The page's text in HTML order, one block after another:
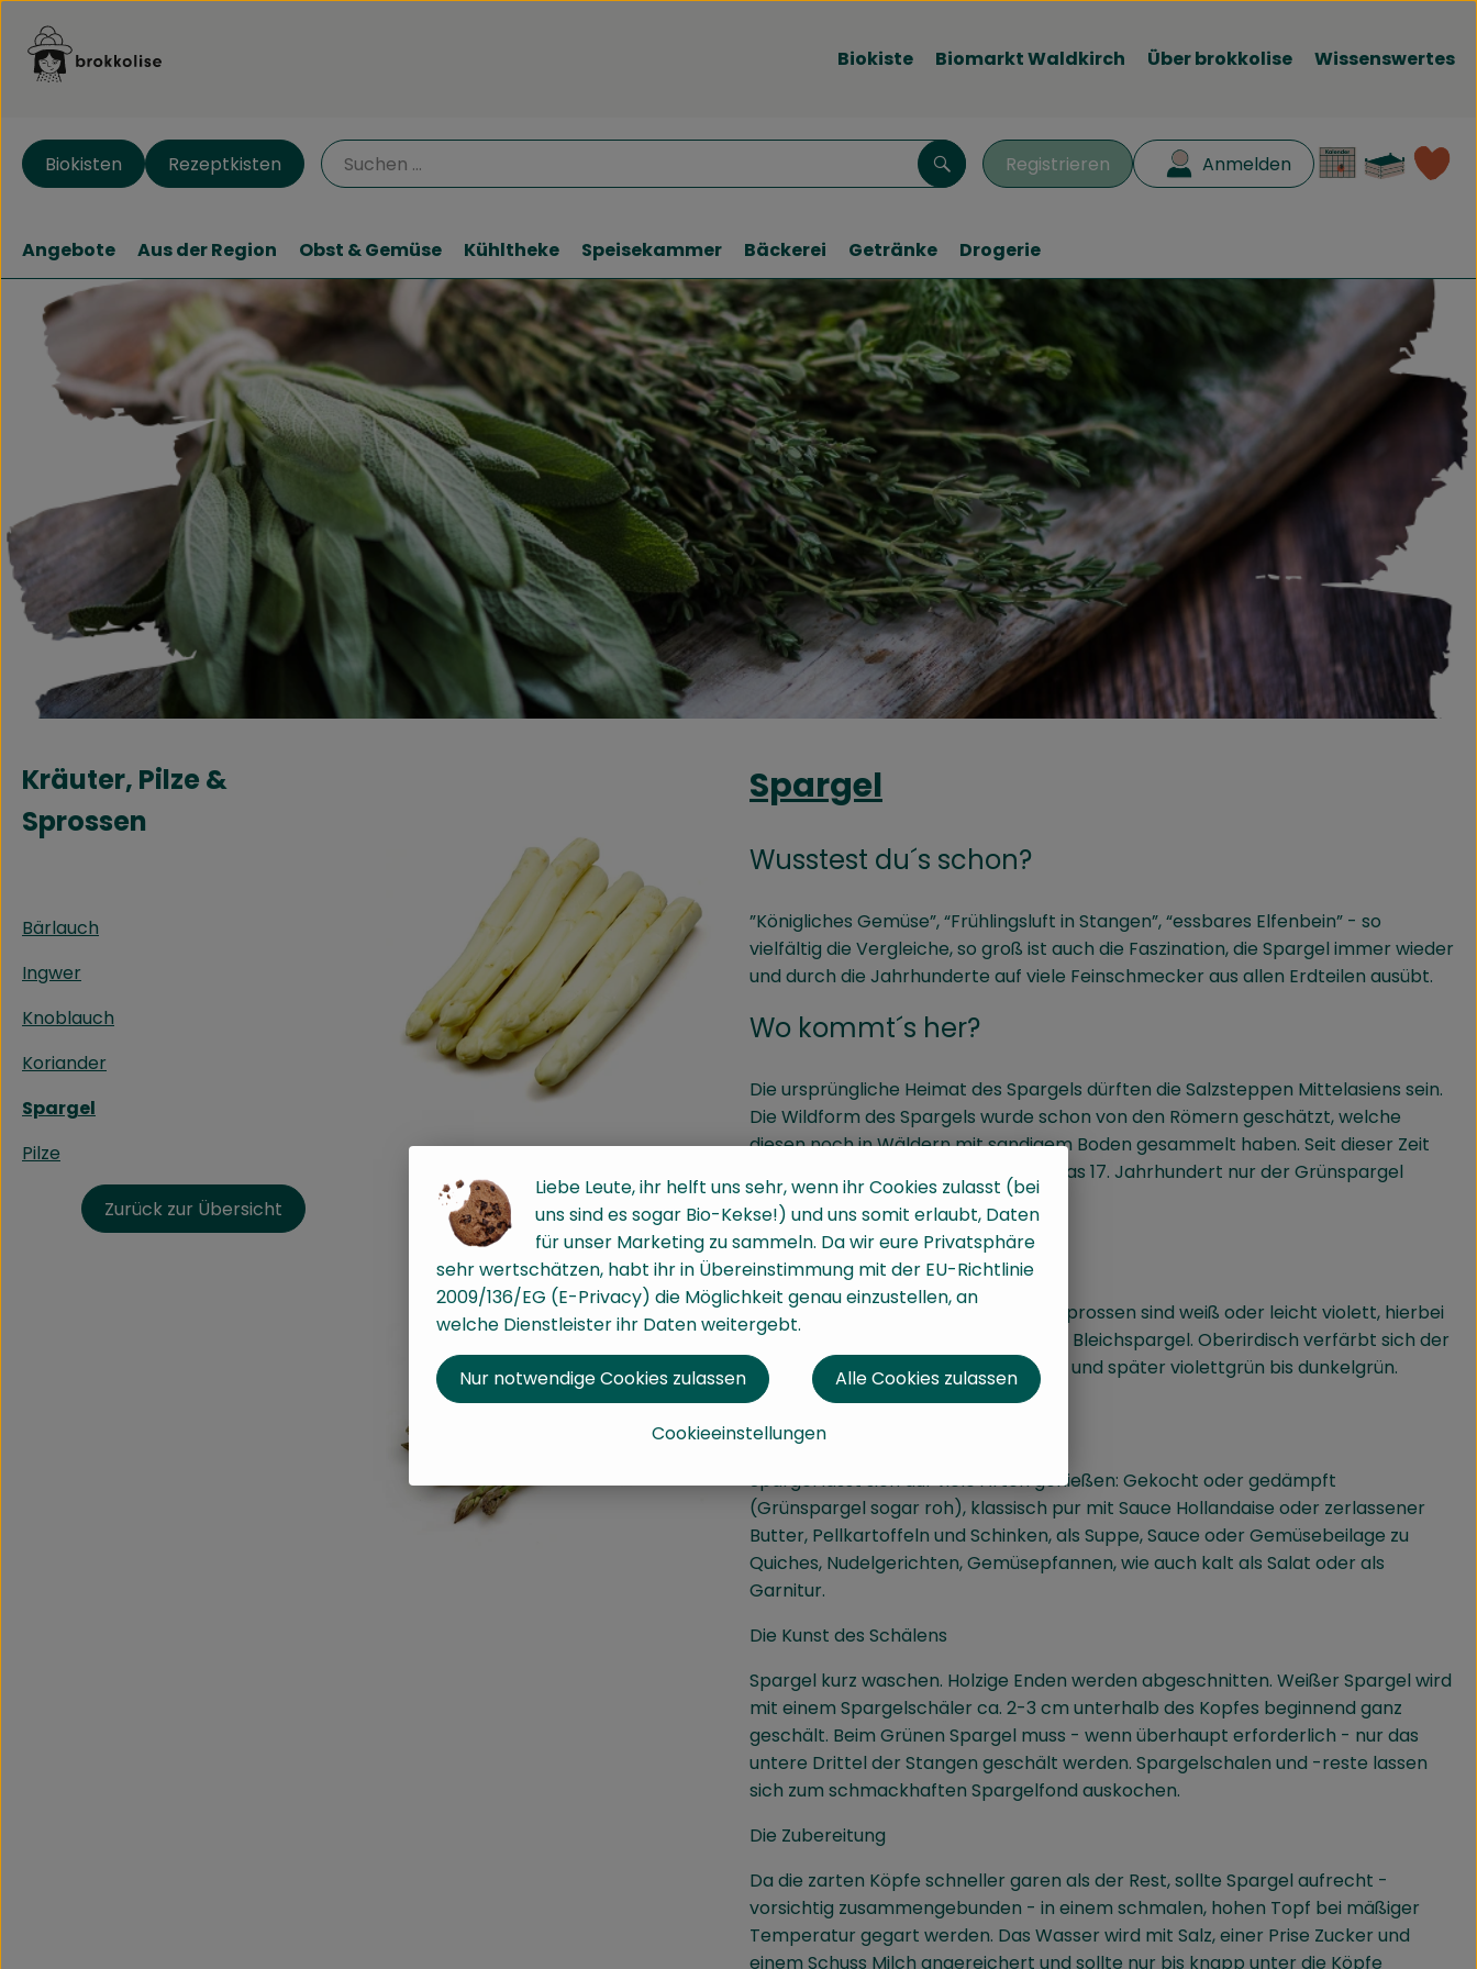
Biokiste Biomarkt Waldkirch Über brokkolise Wissenswertes
Registrieren Anmelden
Suchen
Biokisten Rezeptkisten
Angebote Aus der Region Obst & Gemüse Kühltheke Speisekammer Bäckerei Getränke Drogerie
Kräuter, Pilze &
Sprossen
Bärlauch
Ingwer
Knoblauch
Koriander
Spargel
Pilze
Zurück zur Übersicht
Spargel
Wusstest du´s schon?
”Königliches Gemüse”, “Frühlingsluft in Stangen”, “essbares Elfenbein” - so
vielfältig die Vergleiche, so groß ist auch die Faszination, die Spargel immer wieder
und durch die Jahrhunderte auf viele Feinschmecker aus allen Erdteilen ausübt.
Wo kommt´s her?
Die ursprüngliche Heimat des Spargels dürften die Salzsteppen Mittelasiens sein.
Die Wildform des Spargels wurde schon von den Römern geschätzt, welche
diesen noch in Wäldern mit sandigem Boden gesammelt haben. Seit dieser Zeit
gilt er als Delikatesse, obwohl bis in das 17. Jahrhundert nur der Grünspargel
bekannt war.
Wie sieht´s aus?
Die unterirdischen Teile der Spargelsprossen sind weiß oder leicht violett, hierbei
handelt es sich um den sogenannten Bleichspargel. Oberirdisch verfärbt sich der
Spross zunächst violett oder bläulich und später violettgrün bis dunkelgrün.
Wie verwende ich´s?
Spargel lässt sich auf viele Arten genießen: Gekocht oder gedämpft
(Grünspargel sogar roh), klassisch pur mit Sauce Hollandaise oder zerlassener
Butter, Pellkartoffeln und Schinken, als Suppe, Sauce oder Gemüsebeilage zu
Quiches, Nudelgerichten, Gemüsepfannen, wie auch kalt als Salat oder als
Garnitur.
Die Kunst des Schälens
Spargel kurz waschen. Holzige Enden werden abgeschnitten. Weißer Spargel wird
mit einem Spargelschäler ca. 2-3 cm unterhalb des Kopfes beginnend ganz
geschält. Beim Grünen Spargel muss - wenn überhaupt erforderlich - nur das
untere Drittel der Stangen geschält werden. Spargelschalen und -reste lassen
sich zum schmackhaften Spargelfond auskochen.
Die Zubereitung
Da die zarten Köpfe schneller garen als der Rest, sollte Spargel aufrecht -
vorsichtig zusammengebunden - in einem schmalen, hohen Topf bei mäßiger
Temperatur gegart werden. Das Wasser wird mit Salz, einer Prise Zucker und
einem Schuss Milch angereichert und sollte nur bis knapp unter die Köpfe
Liebe Leute, ihr helft uns sehr, wenn ihr Cookies zulasst (bei
uns sind es sogar Bio-Kekse!) und uns somit erlaubt, Daten
für unser Marketing zu sammeln. Da wir eure Privatsphäre
sehr wertschätzen, habt ihr in Übereinstimmung mit der EU-Richtlinie
2009/136/EG (E-Privacy) die Möglichkeit genau einzustellen, an
welche Dienstleister ihr Daten weitergebt.
Cookieeinstellungen
Nur notwendige Cookies zulassen Alle Cookies zulassen